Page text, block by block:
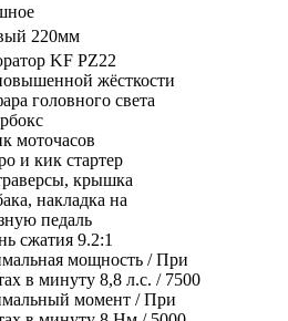
220мм
KF PZ22
жёсткости
головного света
моточасов
и кик стартер
крышка
накладка на
педаль
сжатия 9.2:1
мощность / При
в минуту 8,8 л.с. / 7500
момент / При